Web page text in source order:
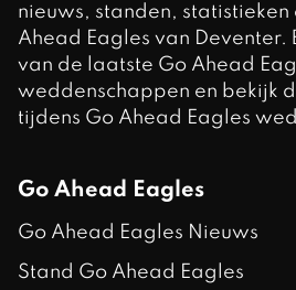
nieuws, standen, statistieken
Ahead Eagles van Deventer.
van de laatste Go Ahead
weddenschappen en bekijk
tijdens Go Ahead Eagles
Go Ahead Eagles
Go Ahead Eagles Nieuws
Stand Go Ahead Eagles